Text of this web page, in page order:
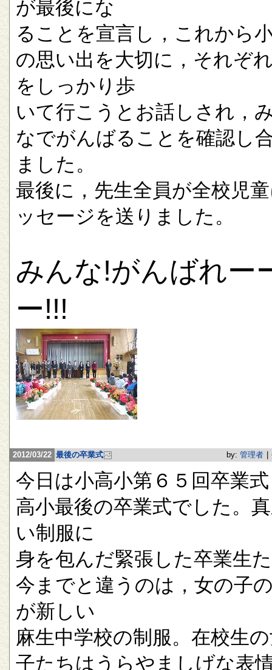
が最後にな
ることを宣言し，これから
の思い出を大切に，それぞ
をしっかり歩
いて行こうとお話しされ，
なでがんばることを確認し
ました。
最後に，先生全員が全校児
ッセージを送りました。
みんな!がんばれー
ー!!!
2012/03/22 最後の卒業式 by: 管理者
今日は小高小第６５回卒業
高小最後の卒業式でした。
い制服に
身を包んだ緊張した卒業生
今までと違うのは，女の子
が新しい
麻生中学校の制服。在校生
子たちはうらやましげな表